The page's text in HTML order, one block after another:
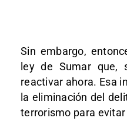
Sin embargo,
ley de Sumar que,
reactivar ahora. Esa
la eliminación del
terrorismo para